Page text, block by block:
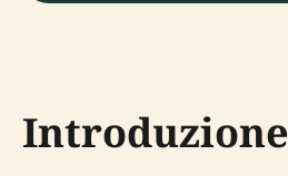
Introduzione